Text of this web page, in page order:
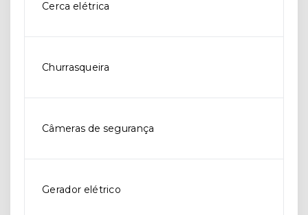
Cerca elétrica
Churrasqueira
Câmeras de segurança
Gerador elétrico